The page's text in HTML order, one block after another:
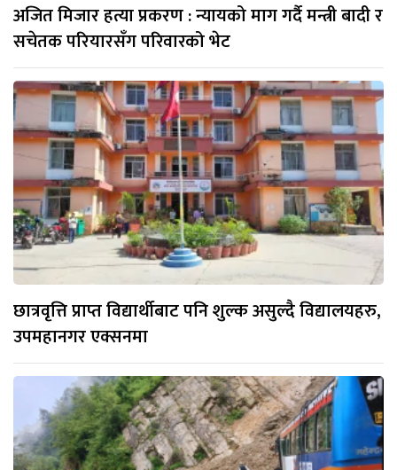
अजित मिजार हत्या प्रकरण : न्यायको माग गर्दै मन्त्री बादी र
सचेतक परियारसँग परिवारको भेट
छात्रवृत्ति प्राप्त विद्यार्थीबाट पनि शुल्क असुल्दै विद्यालयहरु,
उपमहानगर एक्सनमा